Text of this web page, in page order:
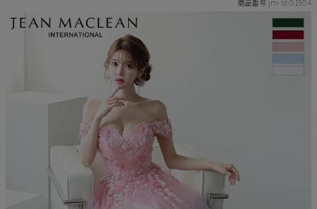
商品番号